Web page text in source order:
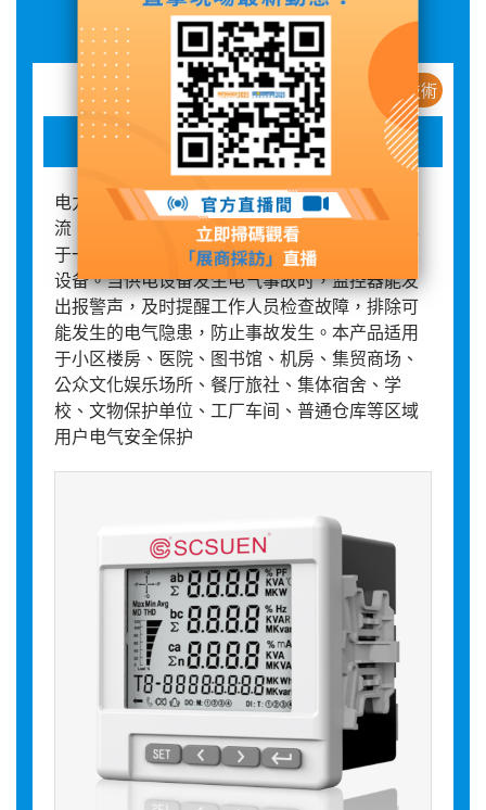
新産品 / 新技術
CLI750 系列电力安防检测仪
电力安防监测仪是一种集全电量测量、剩余电
流、温度实时检测、故障、报警、通讯等多功能
于一体，且具有智能化分析能力的新型电气环境
设备。当供电设备发生电气事故时，监控器能发
出报警声，及时提醒工作人员检查故障，排除可
能发生的电气隐患，防止事故发生。本产品适用
于小区楼房、医院、图书馆、机房、集贸商场、
公众文化娱乐场所、餐厅旅社、集体宿舍、学
校、文物保护单位、工厂车间、普通仓库等区域
用户电气安全保护